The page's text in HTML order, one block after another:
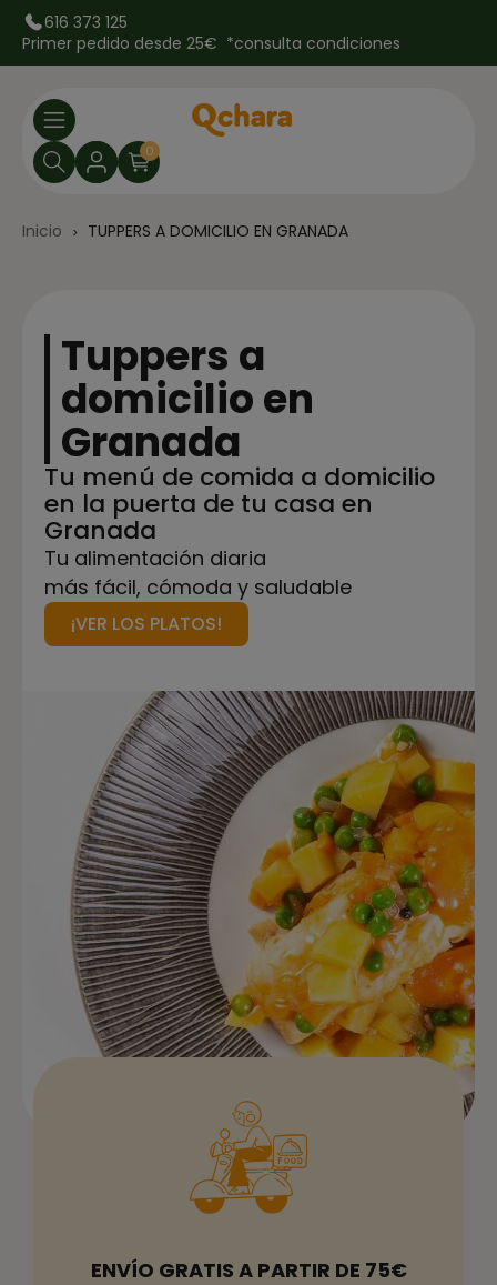
616 373 125
Primer pedido desde 25€ *consulta condiciones
0
Inicio TUPPERS A DOMICILIO EN GRANADA
Tuppers a
domicilio en
Granada
Tu menú de comida a domicilio
en la puerta de tu casa en
Granada
Tu alimentación diaria
más fácil, cómoda y saludable
¡VER LOS PLATOS!
ENVÍO GRATIS A PARTIR DE 75€